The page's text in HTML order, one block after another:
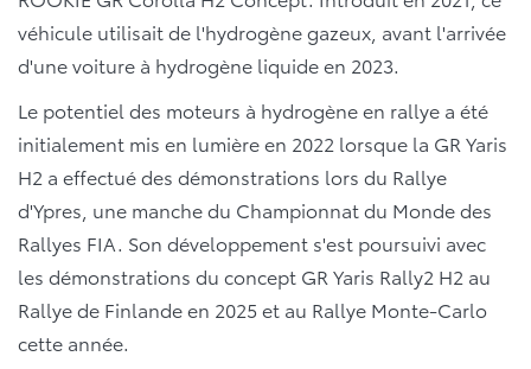
véhicule utilisait de l'hydrogène gazeux, avant l'arrivée
d'une voiture à hydrogène liquide en 2023.
Le potentiel des moteurs à hydrogène en rallye a été
initialement mis en lumière en 2022 lorsque la GR Yaris
H2 a effectué des démonstrations lors du Rallye
d'Ypres, une manche du Championnat du Monde des
Rallyes FIA. Son développement s'est poursuivi avec
les démonstrations du concept GR Yaris Rally2 H2 au
Rallye de Finlande en 2025 et au Rallye Monte-Carlo
cette année.